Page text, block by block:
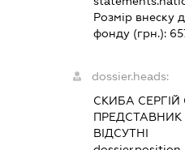
Розмір внеску
фонду (грн.):
dossier.heads:
СКИБА
ПРЕДСТАВНИК
ВІДСУТНІ